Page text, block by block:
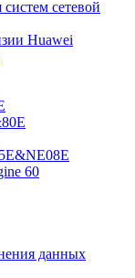
сетевой
Huawei
60
данных